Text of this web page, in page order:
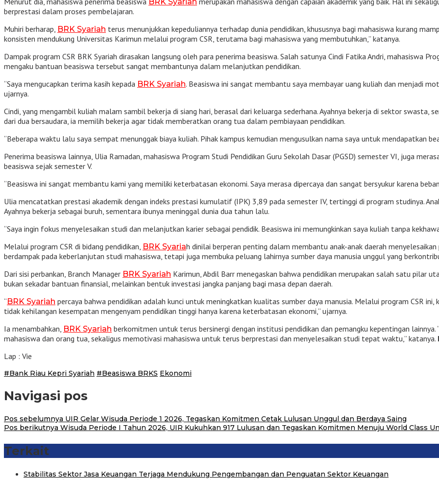
berprestasi dalam proses pembelajaran.
Muhiri berharap, BRK Syariah terus menunjukkan kepeduliannya terhadap dunia pendidikan, khususnya bagi mahasiswa kurang
konsisten mendukung Universitas Karimun melalui program CSR, terutama bagi mahasiswa yang membutuhkan,” katanya.
Dampak program CSR BRK Syariah dirasakan langsung oleh para penerima beasiswa. Salah satunya Cindi Fatika Andri, mahasiswa
mengaku bantuan beasiswa tersebut sangat membantunya dalam melanjutkan pendidikan.
“Saya mengucapkan terima kasih kepada BRK Syariah. Beasiswa ini sangat membantu saya membayar uang kuliah dan menjadi
ujarnya.
Cindi, yang mengambil kuliah malam sambil bekerja di siang hari, berasal dari keluarga sederhana. Ayahnya bekerja di sektor swasta,
dari dua bersaudara, ia memilih bekerja agar tidak memberatkan orang tua dalam pembiayaan pendidikan.
“Beberapa waktu lalu saya sempat menunggak biaya kuliah. Pihak kampus kemudian mengusulkan nama saya untuk mendapatkan
Penerima beasiswa lainnya, Ulia Ramadan, mahasiswa Program Studi Pendidikan Guru Sekolah Dasar (PGSD) semester VI, juga
beasiswa sejak semester V.
“Beasiswa ini sangat membantu kami yang memiliki keterbatasan ekonomi. Saya merasa dipercaya dan sangat bersyukur karena
Ulia mencatatkan prestasi akademik dengan indeks prestasi kumulatif (IPK) 3,89 pada semester IV, tertinggi di program studinya.
Ayahnya bekerja sebagai buruh, sementara ibunya meninggal dunia dua tahun lalu.
“Saya ingin fokus menyelesaikan studi dan melanjutkan karier sebagai pendidik. Beasiswa ini memungkinkan saya kuliah tanpa
Melalui program CSR di bidang pendidikan, BRK Syariah dinilai berperan penting dalam membantu anak-anak daerah
berdampak pada keberlanjutan studi mahasiswa, tetapi juga membuka peluang lahirnya sumber daya manusia unggul yang
Dari sisi perbankan, Branch Manager BRK Syariah Karimun, Abdil Barr menegaskan bahwa pendidikan merupakan salah satu pilar
bukan sekadar bantuan finansial, melainkan bentuk investasi jangka panjang bagi masa depan daerah.
“BRK Syariah percaya bahwa pendidikan adalah kunci untuk meningkatkan kualitas sumber daya manusia. Melalui program CSR ini,
tidak kehilangan kesempatan mengenyam pendidikan tinggi hanya karena keterbatasan ekonomi,” ujarnya.
Ia menambahkan, BRK Syariah berkomitmen untuk terus bersinergi dengan institusi pendidikan dan pemangku kepentingan
mahasiswa dan orang tua, sekaligus memotivasi mahasiswa untuk terus berprestasi dan menyelesaikan studi tepat waktu,” katanya.
Lap : Vie
#Bank Riau Kepri Syariah #Beasiswa BRKS Ekonomi
Navigasi pos
Pos sebelumnya UIR Gelar Wisuda Periode 1 2026, Tegaskan Komitmen Cetak Lulusan Unggul dan Berdaya Saing
Pos berikutnya Wisuda Periode I Tahun 2026, UIR Kukuhkan 917 Lulusan dan Tegaskan Komitmen Menuju World Class
Terkait
Stabilitas Sektor Jasa Keuangan Terjaga Mendukung Pengembangan dan Penguatan Sektor Keuangan